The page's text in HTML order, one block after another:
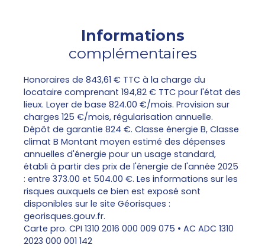
Informations
complémentaires
Honoraires de 843,61 € TTC à la charge du
locataire comprenant 194,82 € TTC pour l'état des
lieux. Loyer de base 824.00 €/mois. Provision sur
charges 125 €/mois, régularisation annuelle.
Dépôt de garantie 824 €. Classe énergie B, Classe
climat B Montant moyen estimé des dépenses
annuelles d'énergie pour un usage standard,
établi à partir des prix de l'énergie de l'année 2025
: entre 373.00 et 504.00 €. Les informations sur les
risques auxquels ce bien est exposé sont
disponibles sur le site Géorisques :
georisques.gouv.fr.
Carte pro. CPI 1310 2016 000 009 075 • AC ADC 1310
2023 000 001 142